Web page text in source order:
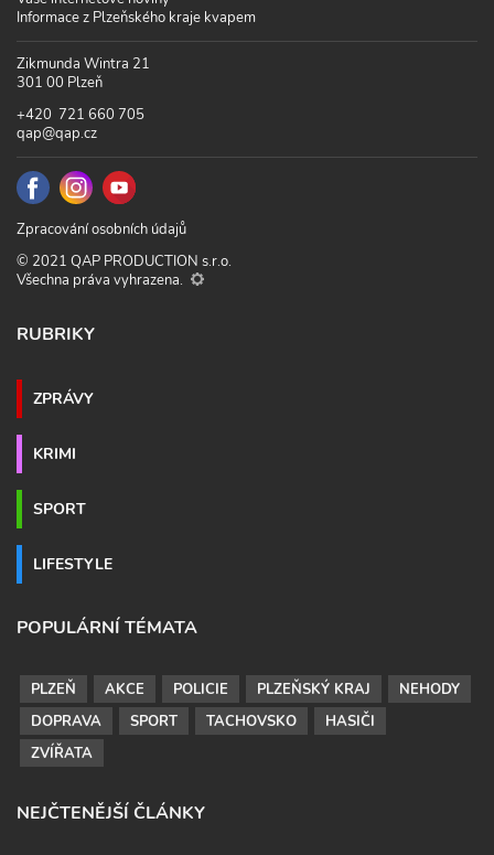
Informace z Plzeňského kraje kvapem
Zikmunda Wintra 21
301 00 Plzeň
+420 721 660 705
qap@qap.cz
Zpracování osobních údajů
© 2021 QAP PRODUCTION s.r.o.
Všechna práva vyhrazena.
RUBRIKY
ZPRÁVY
KRIMI
SPORT
LIFESTYLE
POPULÁRNÍ TÉMATA
PLZEŇ AKCE POLICIE PLZEŇSKÝ KRAJ
NEHODY
DOPRAVA
SPORT TACHOVSKO
HASIČI
ZVÍŘATA
NEJČTENĚJŠÍ ČLÁNKY